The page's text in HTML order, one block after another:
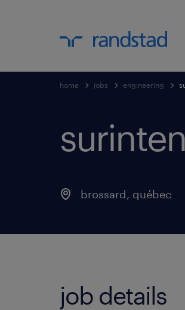
home jobs engineering
brossard, québec
job details